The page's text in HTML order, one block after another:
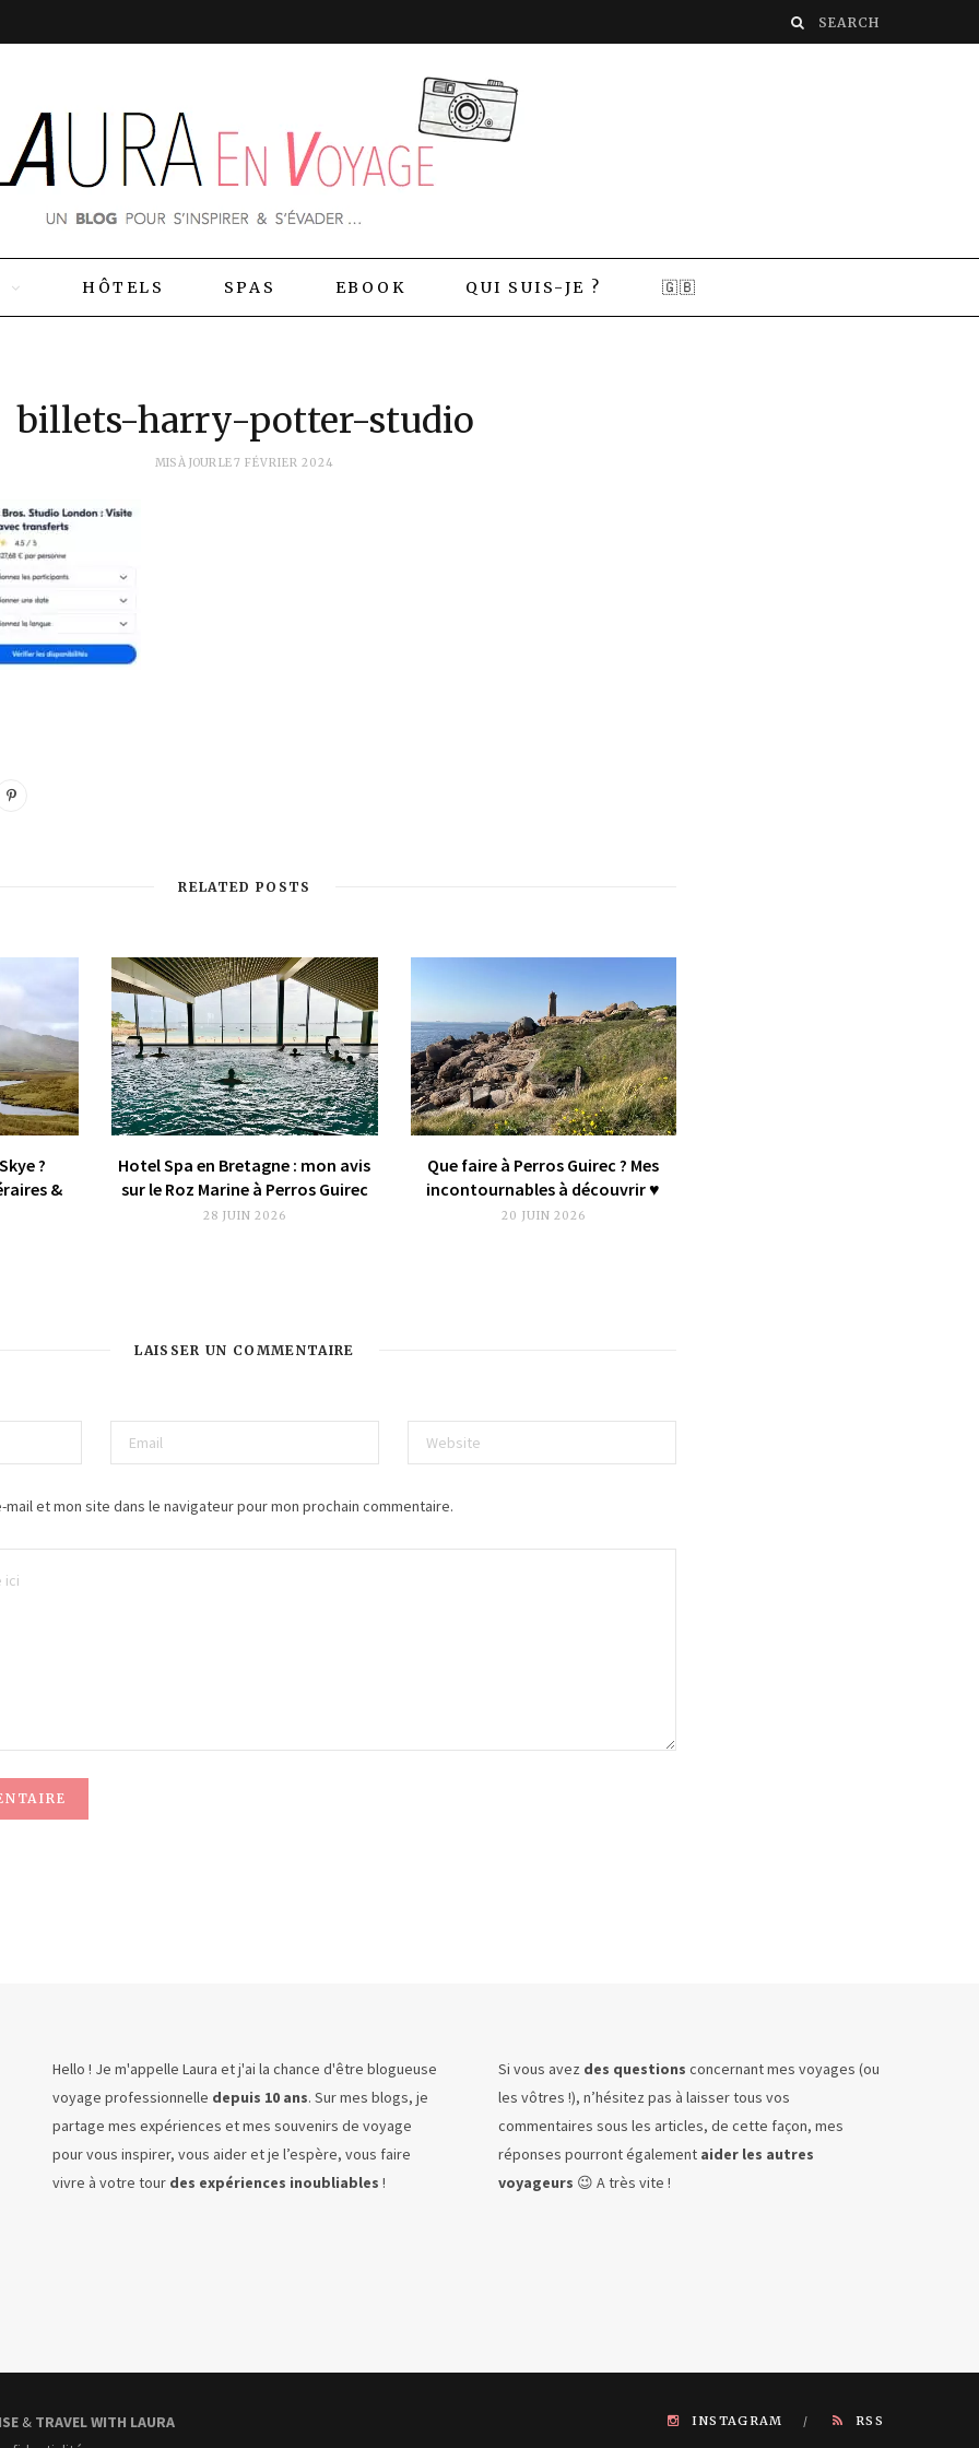
HÔTELS SPAS EBOOK QUI SUIS-JE ? 🇬🇧
billets-harry-potter-studio
MIS À JOUR LE7 FÉVRIER 2024
RELATED POSTS
?
&
Hotel Spa en Bretagne : mon avis
sur le Roz Marine à Perros Guirec
28 JUIN 2026
Que faire à Perros Guirec ? Mes
incontournables à découvrir ♥︎
20 JUIN 2026
LAISSER UN COMMENTAIRE
et mon site dans le navigateur pour mon prochain commentaire.
Hello ! Je m'appelle Laura et j'ai la chance d'être blogueuse
voyage professionnelle depuis 10 ans. Sur mes blogs, je
partage mes expériences et mes souvenirs de voyage
pour vous inspirer, vous aider et je l’espère, vous faire
vivre à votre tour des expériences inoubliables !
Si vous avez des questions concernant mes voyages (ou
les vôtres !), n’hésitez pas à laisser tous vos
commentaires sous les articles, de cette façon, mes
réponses pourront également aider les autres
voyageurs 😉 A très vite !
& TRAVEL WITH LAURA
INSTAGRAM RSS